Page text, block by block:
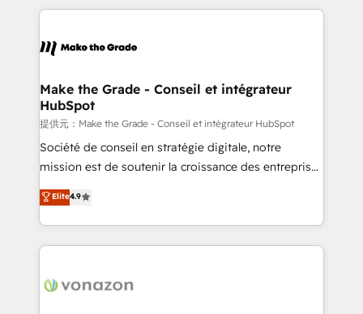
collecte et de l’analyse des données pour des
de la productivité des équipes Notre équipe de 30
avec un engagement total, alignant processus
métiers et technologie, et guidant vos équipes à
travers le changement, tout en centrant vos objectifs
d’entreprise. Grâce à une méthodologie éprouvée
auprès de plus de 400 clients, nous comprenons
HubSpot dans votre organisation. Pour toute
question technique ou besoin de structuration de
Make the Grade - Conseil et intégrateur
HubSpot
提供元：Make the Grade - Conseil et intégrateur HubSpot
Société de conseil en stratégie digitale, notre
mission est de soutenir la croissance des entreprises
B2B à travers l’acquisition de nouveaux clients,
l'intégration CRM et le développement des revenus
auprès de vos comptes existants. En France et à
l'international, nous travaillons avec des ETI
delà d’une simple transformation digitale et des
Elite4.9